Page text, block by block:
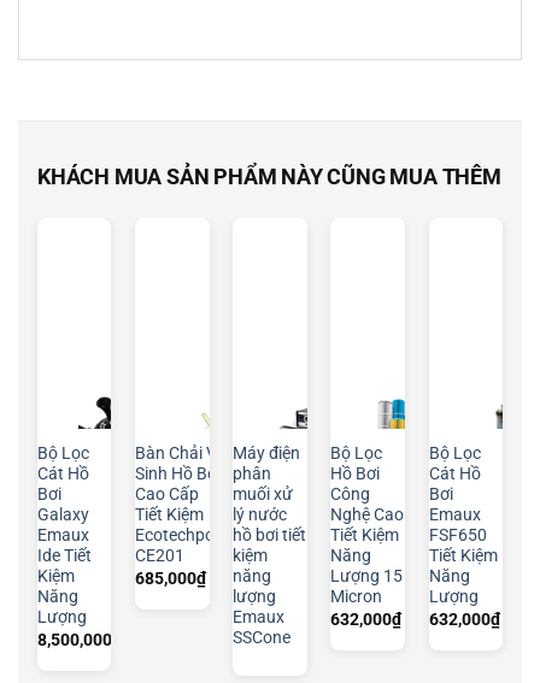
KHÁCH MUA SẢN PHẨM NÀY CŨNG MUA THÊM
Bộ Lọc
Cát Hồ
Bơi
Galaxy
Emaux
Ide Tiết
Kiệm
Năng
Lượng
8,500,000
Bàn Chải Vệ
Sinh Hồ Bơi
Cao Cấp
Tiết Kiệm
Ecotechpool
CE201
685,000₫
Máy điện
phân
muối xử
lý nước
hồ bơi tiết
kiệm
năng
lượng
Emaux
SSCone
Bộ Lọc
Hồ Bơi
Công
Nghệ Cao
Tiết Kiệm
Năng
Lượng 15
Micron
632,000₫
Bộ Lọc
Cát Hồ
Bơi
Emaux
FSF650
Tiết Kiệm
Năng
Lượng
632,000₫